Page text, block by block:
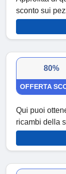
sconto sui
80%
OFFERTA
Qui puoi
ricambi della